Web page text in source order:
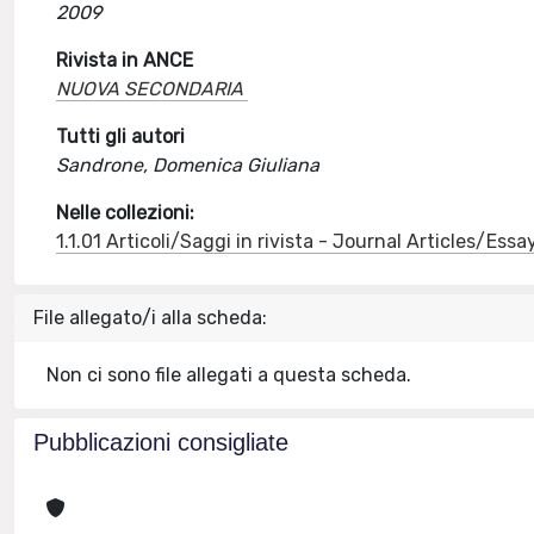
2009
Rivista in ANCE
NUOVA SECONDARIA
Tutti gli autori
Sandrone, Domenica Giuliana
Nelle collezioni:
1.1.01 Articoli/Saggi in rivista - Journal Articles/
File allegato/i alla scheda:
Non ci sono file allegati a questa scheda.
Pubblicazioni consigliate